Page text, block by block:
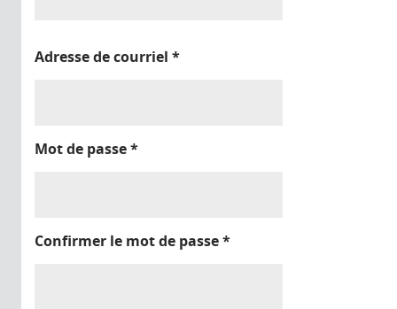
Adresse de courriel *
Mot de passe*
Confirmer le mot de passe*